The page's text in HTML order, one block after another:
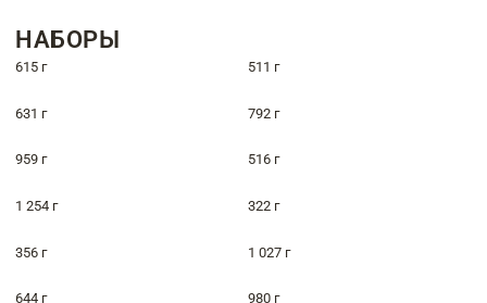
НАБОРЫ
615 г 511 г
631 г 792 г
959 г 516 г
1 254 г 322 г
356 г 1 027 г
644 г 980 г